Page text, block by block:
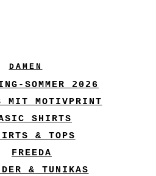
DAMEN
SOMMER 2026
MIT MOTIVPRINT
SHIRTS
& TOPS
FREEDA
& TUNIKAS